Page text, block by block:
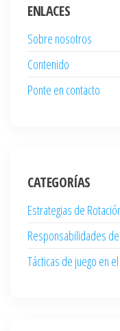
ENLACES
Sobre nosotros
Contenido
Ponte en contacto
CATEGORÍAS
Estrategias de
Responsabilidades
Tácticas de juego en